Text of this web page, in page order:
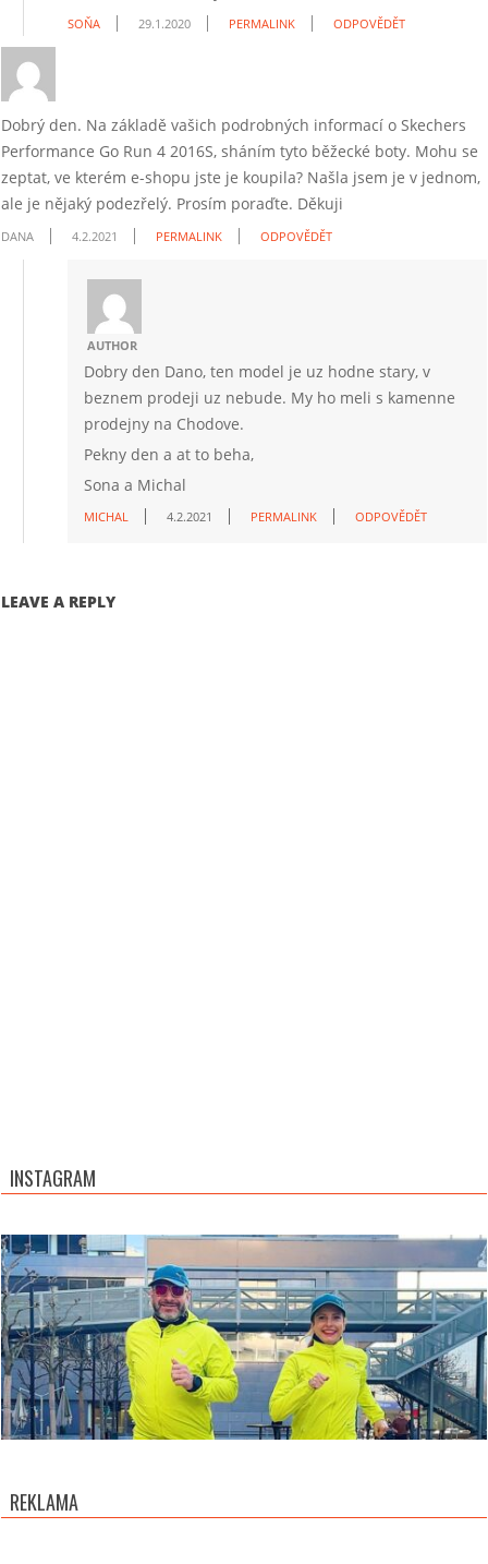
SOŇA 29.1.2020 PERMALINK ODPOVĚDĚT
Dobrý den. Na základě vašich podrobných informací o Skechers
Performance Go Run 4 2016S, sháním tyto běžecké boty. Mohu se
zeptat, ve kterém e-shopu jste je koupila? Našla jsem je v jednom,
ale je nějaký podezřelý. Prosím poraďte. Děkuji
DANA 4.2.2021 PERMALINK ODPOVĚDĚT
AUTHOR
Dobry den Dano, ten model je uz hodne stary, v
beznem prodeji uz nebude. My ho meli s kamenne
prodejny na Chodove.
Pekny den a at to beha,
Sona a Michal
MICHAL 4.2.2021 PERMALINK ODPOVĚDĚT
LEAVE A REPLY
INSTAGRAM
REKLAMA